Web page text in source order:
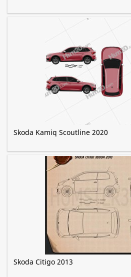
Skoda Kamiq Scoutline 2020
Skoda Citigo 2013